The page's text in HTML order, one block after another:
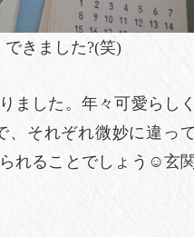
きました?(笑)
ました。年々可愛らし
それぞれ微妙に違っ
れることでしょう☺️玄